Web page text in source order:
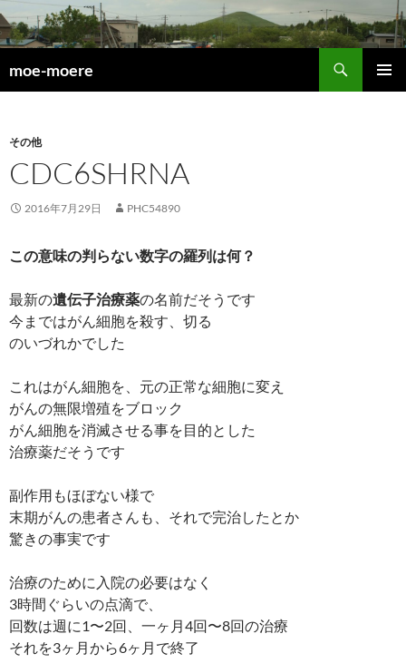
moe-moere
索
ン
ツ
へ
キ
プ
その他
CDC6SHRNA
2016年7月29日 PHC54890
この意味の判らない数字の羅列は何？
最新の遺伝子治療薬の名前だそうです
今まではがん細胞を殺す、切る
のいづれかでした
これはがん細胞を、元の正常な細胞に変え
がんの無限増殖をブロック
がん細胞を消滅させる事を目的とした
治療薬だそうです
副作用もほぼない様で
末期がんの患者さんも、それで完治したとか
驚きの事実です
治療のために入院の必要はなく
3時間ぐらいの点滴で、
回数は週に1〜2回、一ヶ月4回〜8回の治療
それを3ヶ月から6ヶ月で終了